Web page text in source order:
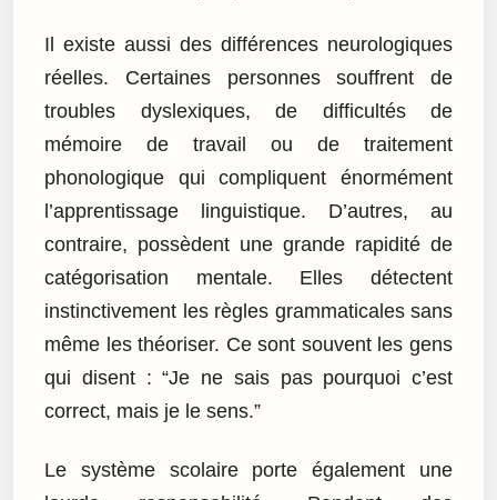
Il existe aussi des différences neurologiques
réelles. Certaines personnes souffrent de
troubles dyslexiques, de difficultés de
mémoire de travail ou de traitement
phonologique qui compliquent énormément
l’apprentissage linguistique. D’autres, au
contraire, possèdent une grande rapidité de
catégorisation mentale. Elles détectent
instinctivement les règles grammaticales sans
même les théoriser. Ce sont souvent les gens
qui disent : “Je ne sais pas pourquoi c’est
correct, mais je le sens.”
Le système scolaire porte également une